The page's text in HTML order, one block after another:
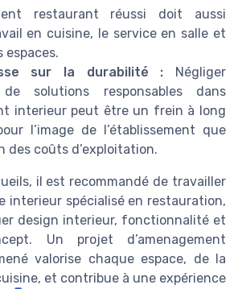
restaurant réussi doit aussi
en cuisine, le service en salle et
espaces.
sur la durabilité : Négliger
de solutions responsables dans
interieur peut être un frein à long
l’image de l’établissement que
des coûts d’exploitation.
il est recommandé de travailler
interieur spécialisé en restauration,
design interieur, fonctionnalité et
Un projet d’amenagement
valorise chaque espace, de la
et contribue à une expérience